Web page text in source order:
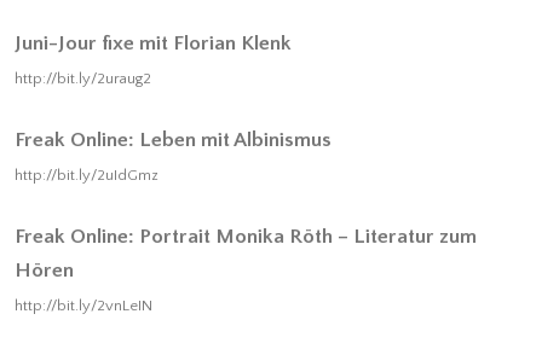
Juni-Jour fixe mit Florian Klenk
http://bit.ly/2uraug2
Freak Online: Leben mit Albinismus
http://bit.ly/2uIdGmz
Freak Online: Portrait Monika Röth – Literatur zum
Hören
http://bit.ly/2vnLeIN